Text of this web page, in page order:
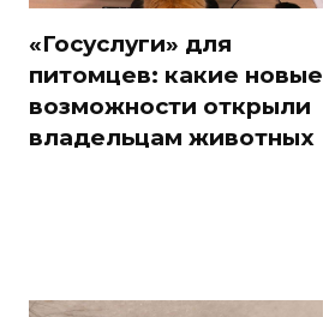
«Госуслуги» для
питомцев: какие новые
возможности открыли
владельцам животных